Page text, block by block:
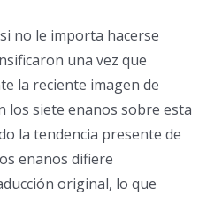
no le importa hacerse
una vez que
la reciente imagen de
los siete enanos sobre esta
la tendencia presente de
enanos difiere
original, lo que